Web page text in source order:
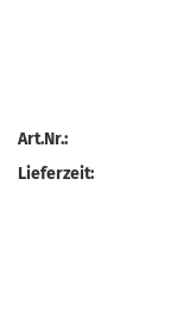
Art.Nr.:
Lieferzeit: